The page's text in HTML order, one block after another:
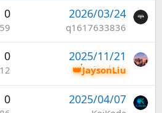
0 2026/03/24
q1617633836
0 2025/11/21
JaysonLiu
0 2025/04/07